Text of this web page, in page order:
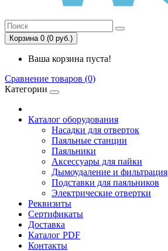
Корзина 0 (0 руб.)
Ваша корзина пуста!
Сравнение товаров (0)
Категории
Каталог оборудования
Насадки для отверток
Паяльные станции
Паяльники
Аксессуары для пайки
Дымоудаление и фильтрация
Подставки для паяльников
Электрические отвертки
Реквизиты
Сертификаты
Доставка
Каталог PDF
Контакты